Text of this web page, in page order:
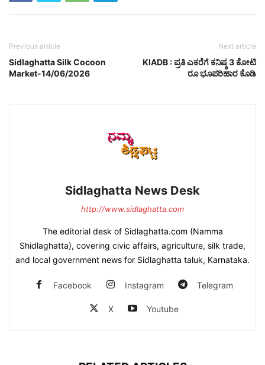
Previous article
Sidlaghatta Silk Cocoon
Market-14/06/2026
Next article
KIADB : ಪ್ರತಿ ಎಕರೆಗೆ ಕನಿಷ್ಠ 3 ಕೋಟಿ
ರೂ ಭೂಪರಿಹಾರ ಕೊಡಿ
Sidlaghatta News Desk
http://www.sidlaghatta.com
The editorial desk of Sidlaghatta.com (Namma
Shidlaghatta), covering civic affairs, agriculture, silk trade,
and local government news for Sidlaghatta taluk, Karnataka.
Facebook Instagram Telegram
X Youtube